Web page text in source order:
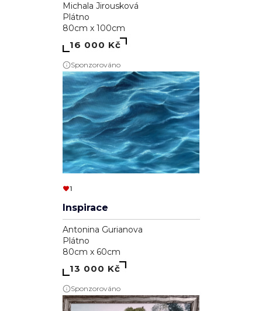
Michala Jirousková
Plátno
80cm x 100cm
16 000 Kč
Sponzorováno
1
Inspirace
Antonina Gurianova
Plátno
80cm x 60cm
13 000 Kč
Sponzorováno